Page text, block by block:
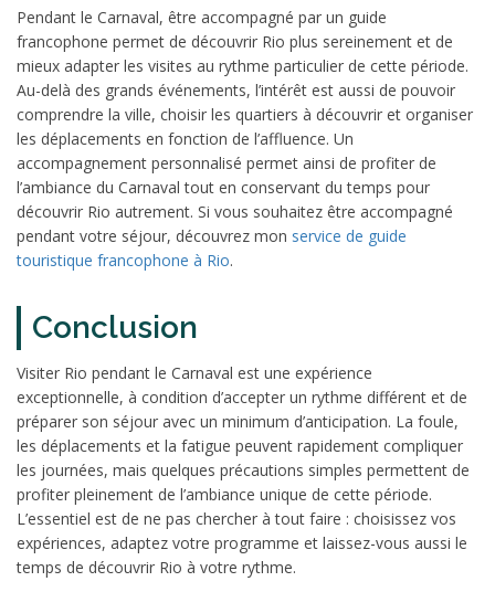
Pendant le Carnaval, être accompagné par un guide
francophone permet de découvrir Rio plus sereinement et de
mieux adapter les visites au rythme particulier de cette période.
Au-delà des grands événements, l’intérêt est aussi de pouvoir
comprendre la ville, choisir les quartiers à découvrir et organiser
les déplacements en fonction de l’affluence. Un
accompagnement personnalisé permet ainsi de profiter de
l’ambiance du Carnaval tout en conservant du temps pour
découvrir Rio autrement. Si vous souhaitez être accompagné
pendant votre séjour, découvrez mon service de guide
touristique francophone à Rio.
Conclusion
Visiter Rio pendant le Carnaval est une expérience
exceptionnelle, à condition d’accepter un rythme différent et de
préparer son séjour avec un minimum d’anticipation. La foule,
les déplacements et la fatigue peuvent rapidement compliquer
les journées, mais quelques précautions simples permettent de
profiter pleinement de l’ambiance unique de cette période.
L’essentiel est de ne pas chercher à tout faire : choisissez vos
expériences, adaptez votre programme et laissez-vous aussi le
temps de découvrir Rio à votre rythme.